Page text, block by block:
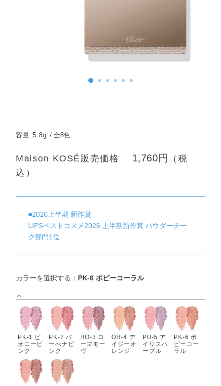
容量 5.8g 全8色
Maison KOSÉ販売価格 1,760円
（税
込）
■2026上半期 新作賞
LIPSベストコスメ2026 上半期新作賞 パウダーチー
ク部門1位
カラーを選択する： PK-6 ポピーコーラル
PK-1 ピ
オニーピ
ンク
PK-2 バ
ーべナピ
ンク
RO-3 ロ
ーズモー
ヴ
OR-4 デ
イジーオ
レンジ
PU-5 ア
イリスパ
ープル
PK-6 ポ
ピーコー
ラル